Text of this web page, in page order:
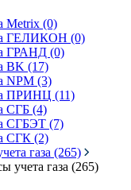
Metrix (0)
ГЕЛИКОН (0)
ГРАНД (0)
BK (17)
NPM (3)
ПРИНЦ (11)
СГБ (4)
СГБЭТ (7)
СГК (2)
газа (265)
учета газа (265)